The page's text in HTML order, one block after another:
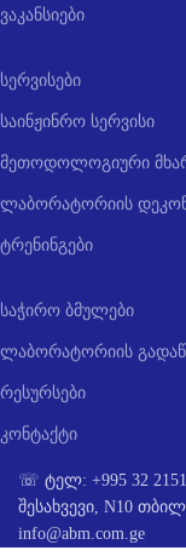
ვაკანსიები
სერვისები
საინჟინრო სერვისი
მეთოდოლოგიური
ლაბორატორიის
ტრენინგები
საჭირო ბმულები
ლაბორატორიის
რესურსები
კონტაქტი
☏ ტელ: +995 32 2151
შესახვევი, N10
info@abm.com.ge